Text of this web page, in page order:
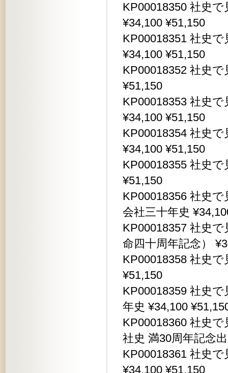
KP00018350 社史
¥34,100 ¥51,150
KP00018351 社史
¥34,100 ¥51,150
KP00018352 社史
¥51,150
KP00018353 社史
¥34,100 ¥51,150
KP00018354 社史
¥34,100 ¥51,150
KP00018355 社史
¥51,150
KP00018356 社史
会社三十年史
KP00018357 社史
命四十周年記念）
KP00018358 社史
¥51,150
KP00018359 社史
年史 ¥34,100
KP00018360 社史
社史 満30周年記念
KP00018361 社史
¥34,100 ¥51,150